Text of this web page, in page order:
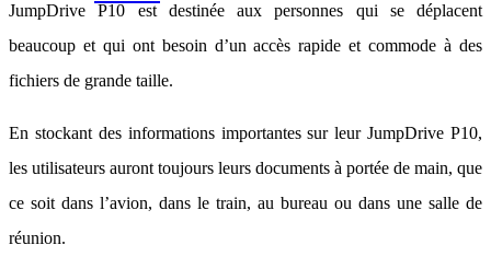
JumpDrive P10 est destinée aux personnes qui se déplacent
beaucoup et qui ont besoin d’un accès rapide et commode à des
fichiers de grande taille.
En stockant des informations importantes sur leur JumpDrive P10,
les utilisateurs auront toujours leurs documents à portée de main, que
ce soit dans l’avion, dans le train, au bureau ou dans une salle de
réunion.